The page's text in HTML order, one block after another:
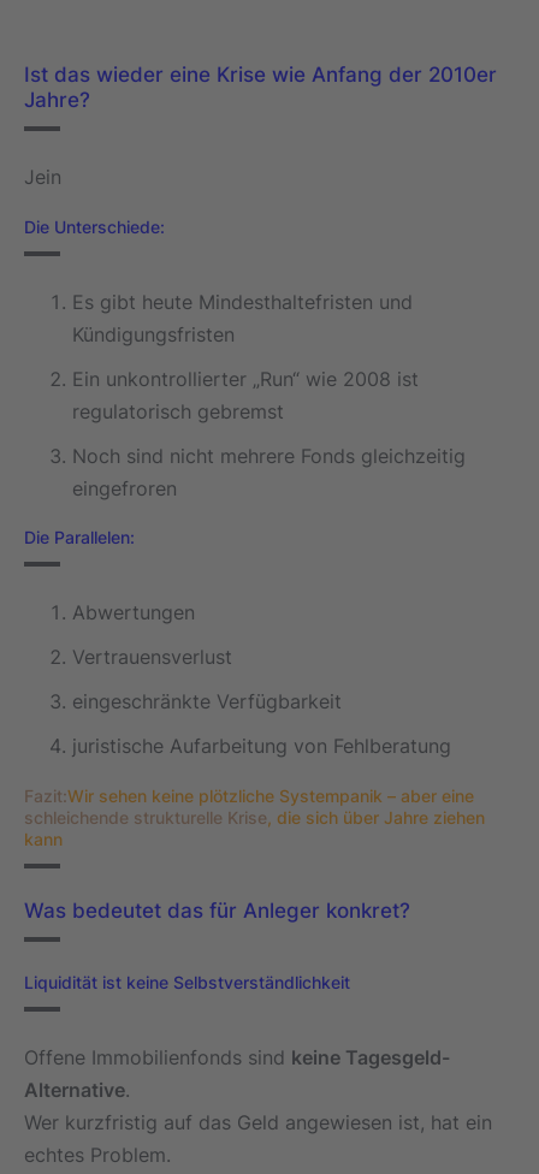
Ist das wieder eine Krise wie Anfang der 2010er
Jahre?
Jein
Die Unterschiede:
Es gibt heute Mindesthaltefristen und
Kündigungsfristen
Ein unkontrollierter „Run“ wie 2008 ist
regulatorisch gebremst
Noch sind nicht mehrere Fonds gleichzeitig
eingefroren
Die Parallelen:
Abwertungen
Vertrauensverlust
eingeschränkte Verfügbarkeit
juristische Aufarbeitung von Fehlberatung
Fazit:Wir sehen keine plötzliche Systempanik – aber eine
schleichende strukturelle Krise, die sich über Jahre ziehen
kann
Was bedeutet das für Anleger konkret?
Liquidität ist keine Selbstverständlichkeit
Offene Immobilienfonds sind keine Tagesgeld-
Alternative.
Wer kurzfristig auf das Geld angewiesen ist, hat ein
echtes Problem.